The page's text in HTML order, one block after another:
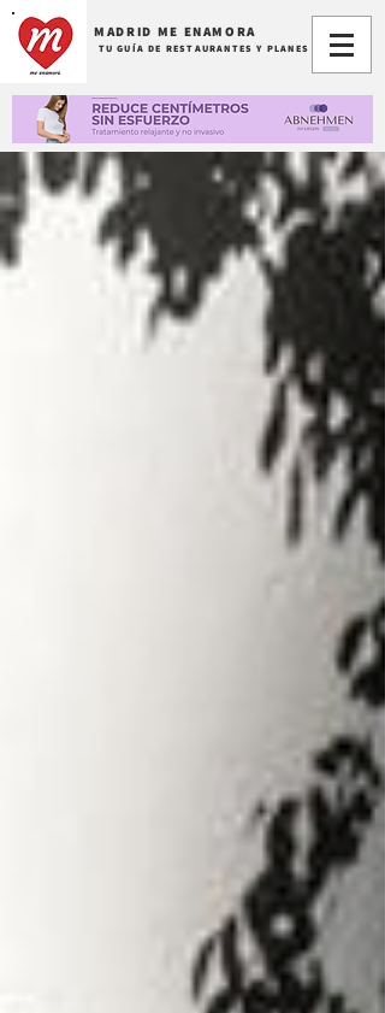
MADRID ME ENAMORA
TU GUÍA DE RESTAURANTES Y PLANES